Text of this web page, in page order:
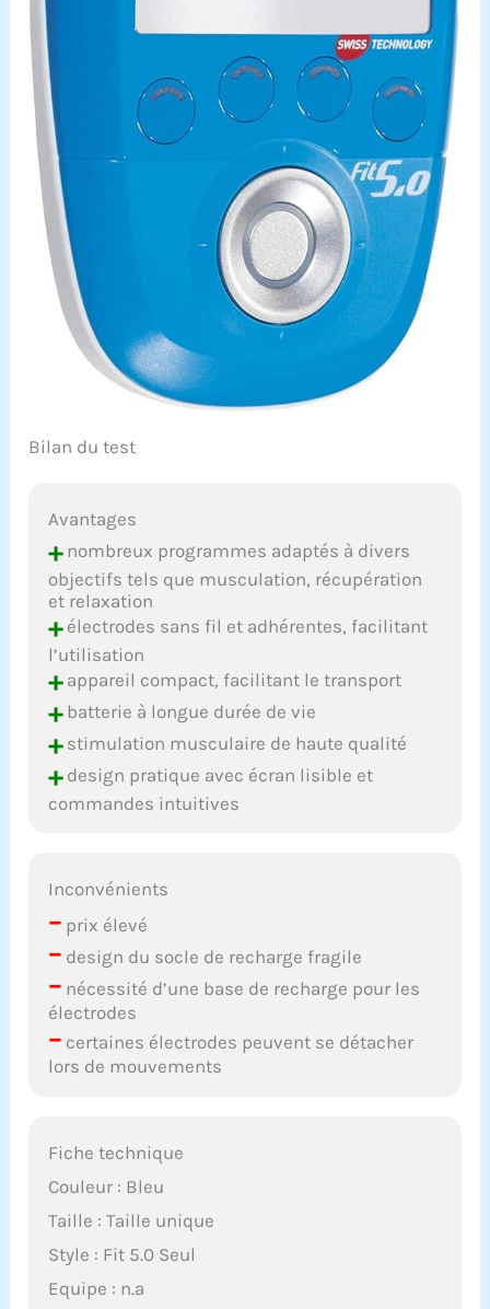
Bilan du test
Avantages
+nombreux programmes adaptés à divers
objectifs tels que musculation, récupération
et relaxation
+électrodes sans fil et adhérentes, facilitant
l’utilisation
+appareil compact, facilitant le transport
+batterie à longue durée de vie
+stimulation musculaire de haute qualité
+design pratique avec écran lisible et
commandes intuitives
Inconvénients
– prix élevé
– design du socle de recharge fragile
– nécessité d’une base de recharge pour les
électrodes
– certaines électrodes peuvent se détacher
lors de mouvements
Fiche technique
Couleur : Bleu
Taille : Taille unique
Style : Fit 5.0 Seul
Equipe : n.a